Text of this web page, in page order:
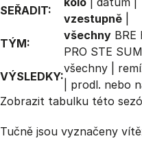
SEŘADIT:
vzestupně
TÝM:
všechny BRE
PRO STE SUM
VÝSLEDKY:
všechny
prodl. nebo
Zobrazit tabulku této
Tučně jsou vyznačeny